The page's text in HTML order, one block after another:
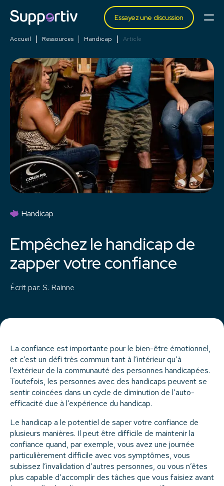
Essayez une discussion
Accueil Ressources Handicap Article
Handicap
Empêchez le handicap de
zapper votre confiance
Écrit par: S. Rainne
La confiance est importante pour le bien-être émotionnel,
et c’est un défi très commun tant à l’intérieur qu’à
l’extérieur de la communauté des personnes handicapées.
Toutefois, les personnes avec des handicaps peuvent se
sentir coincées dans un cycle de diminution de l’auto-
efficacité due à l’expérience du handicap.
Le handicap a le potentiel de saper votre confiance de
plusieurs manières. Il peut être difficile de maintenir la
confiance quand, par exemple, vous avez une journée
particulièrement difficile avec vos symptômes, vous
subissez l’invalidation d’autres personnes, ou vous n’êtes
plus capable d’accomplir des tâches que vous faisiez avant